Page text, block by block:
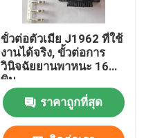
ขั้วต่อตัวเมีย J1962 ที่ใช้
งานได้จริง, ขั้วต่อการ
วินิจฉัยยานพาหนะ 16
พิน
ราคาถูกที่สุด